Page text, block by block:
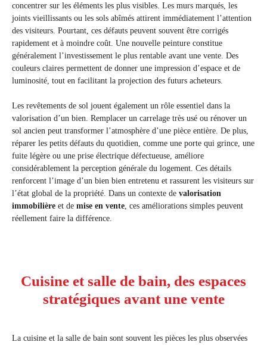
concentrer sur les éléments les plus visibles. Les murs marqués, les
joints vieillissants ou les sols abîmés attirent immédiatement l’attention
des visiteurs. Pourtant, ces défauts peuvent souvent être corrigés
rapidement et à moindre coût. Une nouvelle peinture constitue
généralement l’investissement le plus rentable avant une vente. Des
couleurs claires permettent de donner une impression d’espace et de
luminosité, tout en facilitant la projection des futurs acheteurs.
Les revêtements de sol jouent également un rôle essentiel dans la
valorisation d’un bien. Remplacer un carrelage très usé ou rénover un
sol ancien peut transformer l’atmosphère d’une pièce entière. De plus,
réparer les petits défauts du quotidien, comme une porte qui grince, une
fuite légère ou une prise électrique défectueuse, améliore
considérablement la perception générale du logement. Ces détails
renforcent l’image d’un bien bien entretenu et rassurent les visiteurs sur
l’état global de la propriété. Dans un contexte de valorisation
immobilière et de mise en vente , ces améliorations simples peuvent
réellement faire la différence.
Cuisine et salle de bain, des espaces
stratégiques avant une vente
La cuisine et la salle de bain sont souvent les pièces les plus observées